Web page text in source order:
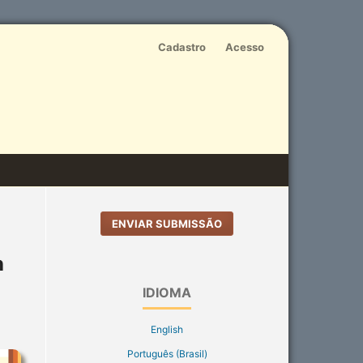
Cadastro Acesso
ENVIAR SUBMISSÃO
IDIOMA
English
Português (Brasil)